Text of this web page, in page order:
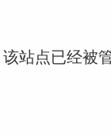
站点已经被